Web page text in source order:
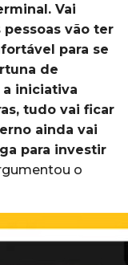
Vai
vão ter
para se
de
a iniciativa
tudo vai ficar
ainda vai
para investir
o